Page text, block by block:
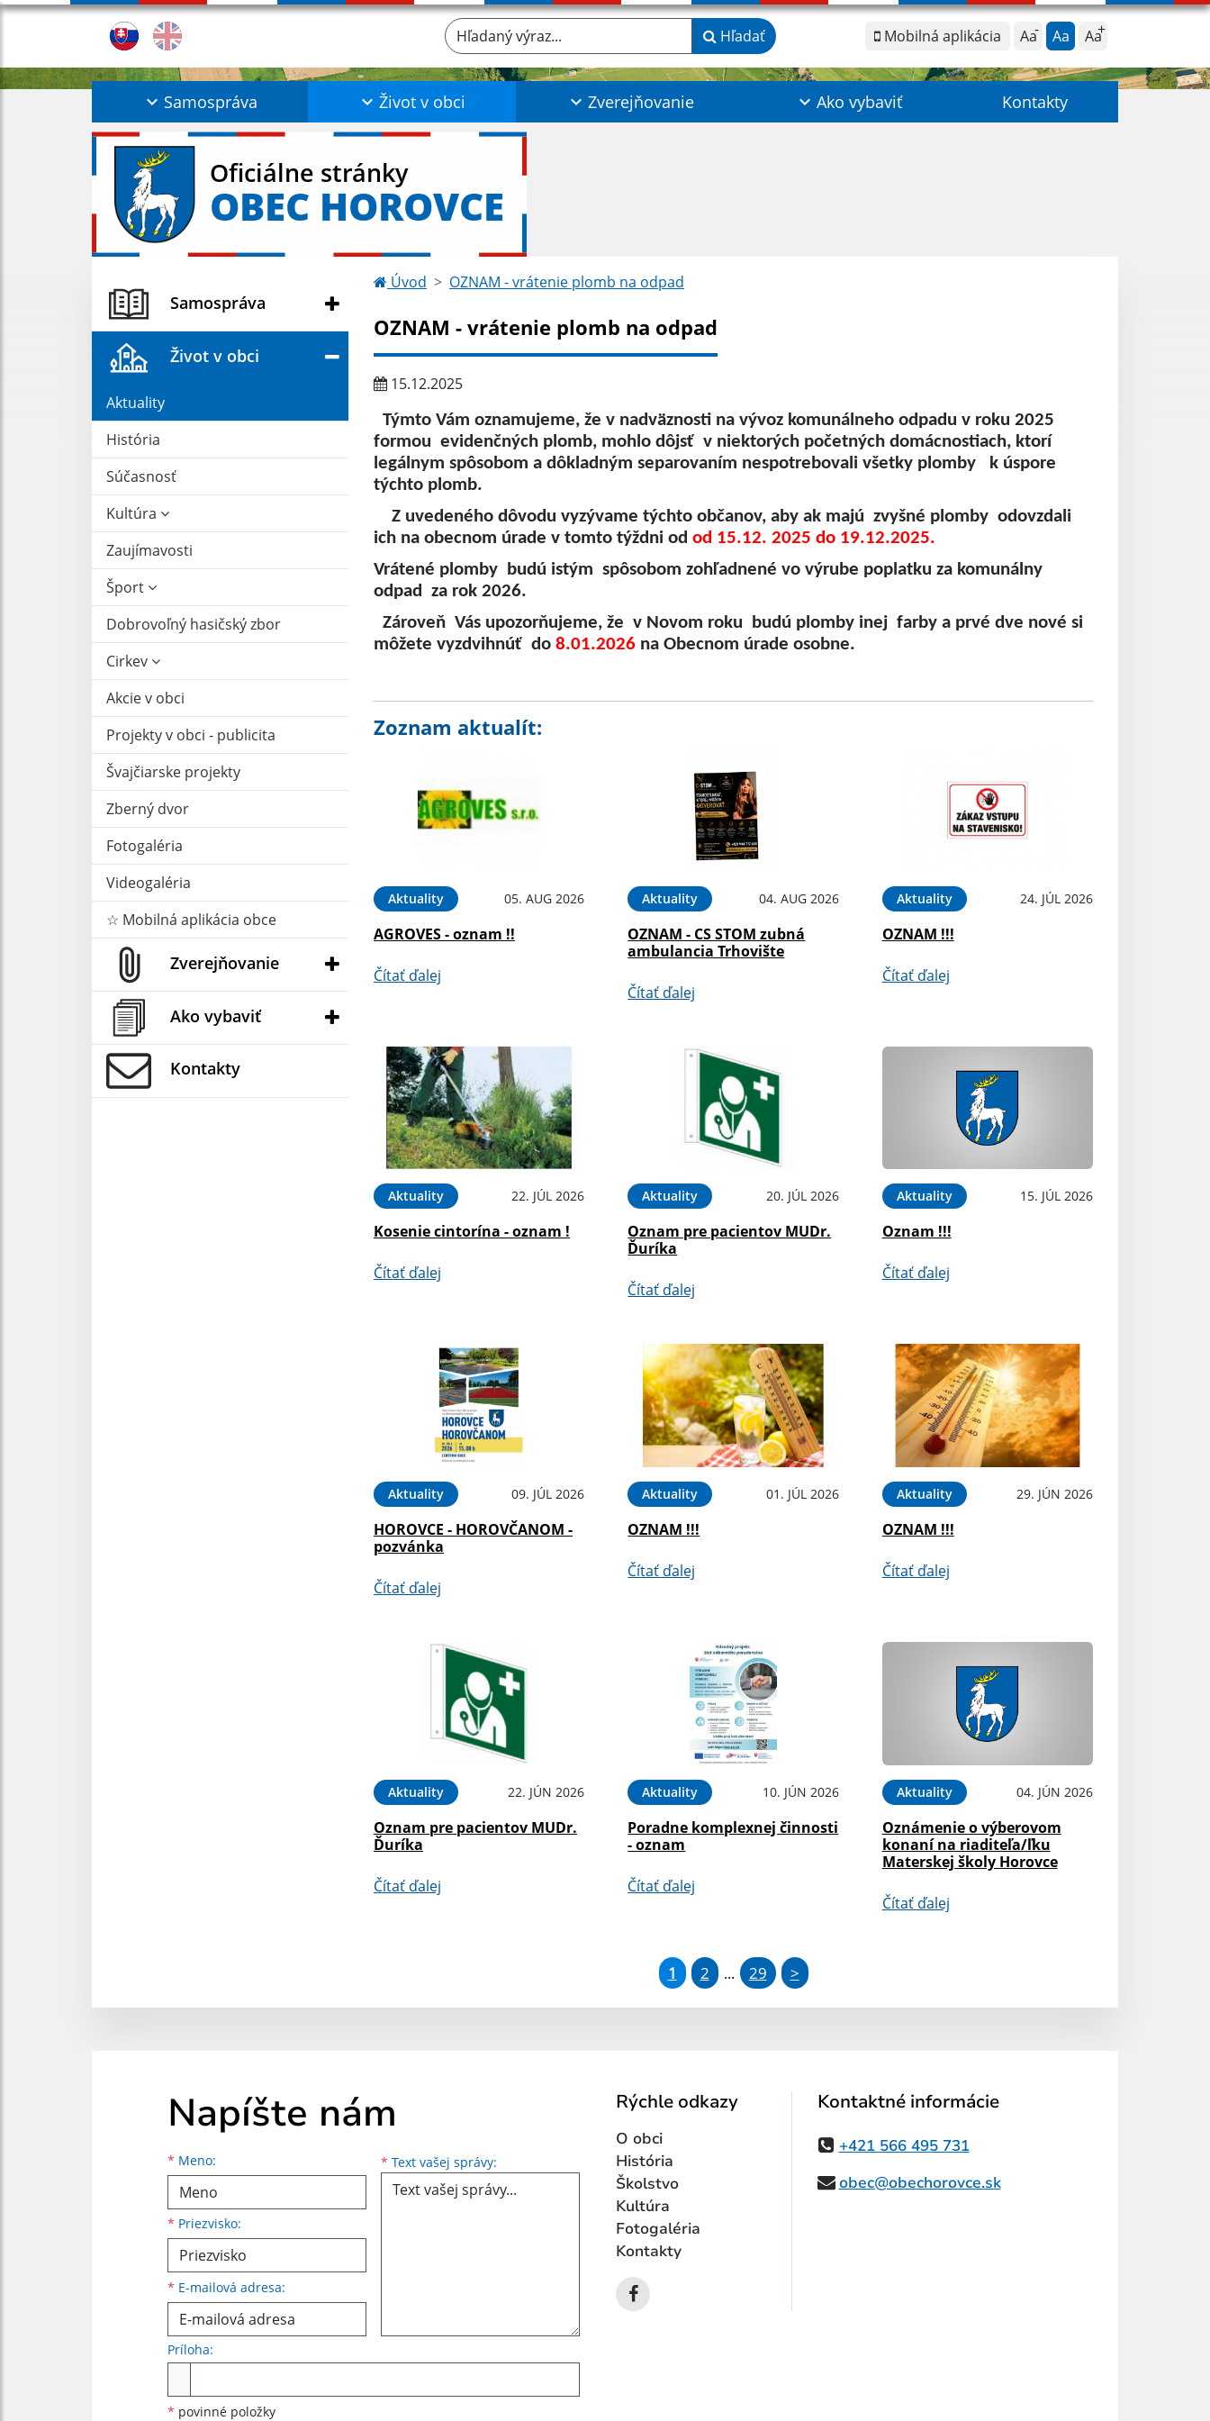
Mobilná aplikácia Aa Aa Aa
Hľadaný výraz... Hľadať
Samospráva Život v obci Zverejňovanie Ako vybaviť Kontakty
Oficiálne stránky
OBEC HOROVCE
Samospráva
Život v obci
Aktuality
História
Súčasnosť
Kultúra
Zaujímavosti
Šport
Dobrovoľný hasičský zbor
Cirkev
Akcie v obci
Projekty v obci - publicita
Švajčiarske projekty
Zberný dvor
Fotogaléria
Videogaléria
☆ Mobilná aplikácia obce
Zverejňovanie
Ako vybaviť
Kontakty
Úvod OZNAM - vrátenie plomb na odpad
OZNAM - vrátenie plomb na odpad
15.12.2025
Týmto Vám oznamujeme, že v nadväznosti na vývoz komunálneho odpadu v roku 2025
formou evidenčných plomb, mohlo dôjsť v niektorých početných domácnostiach, ktorí
legálnym spôsobom a dôkladným separovaním nespotrebovali všetky plomby k úspore
týchto plomb.
Z uvedeného dôvodu vyzývame týchto občanov, aby ak majú zvyšné plomby odovzdali
ich na obecnom úrade v tomto týždni od od 15.12. 2025 do 19.12.2025.
Vrátené plomby budú istým spôsobom zohľadnené vo výrube poplatku za komunálny
odpad za rok 2026.
Zároveň Vás upozorňujeme, že v Novom roku budú plomby inej farby a prvé dve nové si
môžete vyzdvihnúť do 8.01.2026 na Obecnom úrade osobne.
Zoznam aktualít:
Aktuality 05. AUG 2026
AGROVES - oznam !!
Čítať ďalej
Aktuality 04. AUG 2026
OZNAM - CS STOM zubná
ambulancia Trhovište
Čítať ďalej
Aktuality 24. JÚL 2026
OZNAM !!!
Čítať ďalej
Aktuality 22. JÚL 2026
Kosenie cintorína - oznam !
Čítať ďalej
Aktuality 20. JÚL 2026
Oznam pre pacientov MUDr.
Ďuríka
Čítať ďalej
Aktuality 15. JÚL 2026
Oznam !!!
Čítať ďalej
Aktuality 09. JÚL 2026
HOROVCE - HOROVČANOM -
pozvánka
Čítať ďalej
Aktuality 01. JÚL 2026
OZNAM !!!
Čítať ďalej
Aktuality 29. JÚN 2026
OZNAM !!!
Čítať ďalej
Aktuality 22. JÚN 2026
Oznam pre pacientov MUDr.
Ďuríka
Čítať ďalej
Aktuality 10. JÚN 2026
Poradne komplexnej činnosti
- oznam
Čítať ďalej
Aktuality 04. JÚN 2026
Oznámenie o výberovom
konaní na riaditeľa/ľku
Materskej školy Horovce
Čítať ďalej
1 2 ... 29 >
Napíšte nám
* Meno:
Meno
* Priezvisko:
Priezvisko
* E-mailová adresa:
E-mailová adresa * Text vašej správy: Text vašej správy...
Príloha:
* povinné položky
Rýchle odkazy
O obci
História
Školstvo
Kultúra
Fotogaléria
Kontakty
Kontaktné informácie
+421 566 495 731
obec@obechorovce.sk